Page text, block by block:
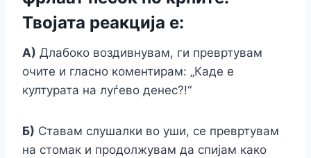
Твојата реакција е:
А) Длабоко воздивнувам, ги превртувам
очите и гласно коментирам: „Каде е
културата на луѓево денес?!“
Б) Ставам слушалки во уши, се превртувам
на стомак и продолжувам да спијам како